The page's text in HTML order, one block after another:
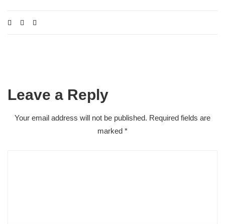
Leave a Reply
Your email address will not be published. Required fields are
marked *